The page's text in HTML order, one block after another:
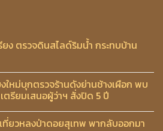
ยง ตรวจดินสไลด์ริมน้ำ กระทบบ้าน
ใหม่บุกตรวจร้านดังย่านช้างเผือก พบ
ตรียมเสนอผู้ว่าฯ สั่งปิด 5 ปี
ที่ยวหลงป่าดอยสุเทพ พากลับออกมา